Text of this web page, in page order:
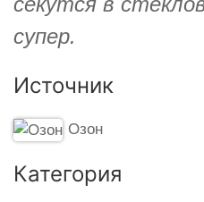
супер.
Источник
Озон
Категория